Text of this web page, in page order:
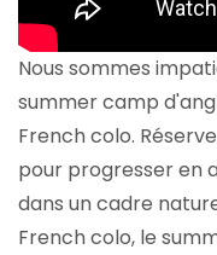
Nous sommes
summer camp
French colo.
pour progresser en
dans un cadre
French colo, le